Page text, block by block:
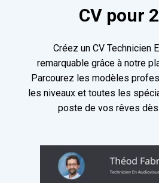
CV pour
Créez un CV Technicien
remarquable grâce à notre
Parcourez les modèles
les niveaux et toutes les
poste de vos rêves dès